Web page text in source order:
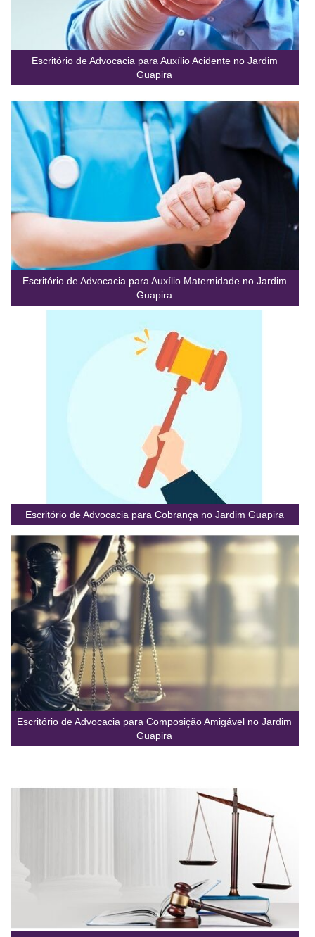
Escritório de Advocacia para Auxílio Acidente no Jardim
Guapira
Escritório de Advocacia para Auxílio Maternidade no Jardim
Guapira
Escritório de Advocacia para Cobrança no Jardim Guapira
Escritório de Advocacia para Composição Amigável no Jardim
Guapira